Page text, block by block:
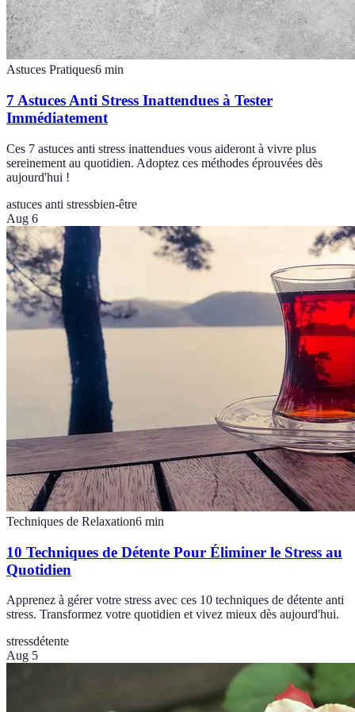
Astuces Pratiques6 min
7 Astuces Anti Stress Inattendues à Tester
Immédiatement
Ces 7 astuces anti stress inattendues vous aideront à vivre plus
sereinement au quotidien. Adoptez ces méthodes éprouvées dès
aujourd'hui !
astuces anti stressbien-être
Aug 6
Techniques de Relaxation6 min
10 Techniques de Détente Pour Éliminer le Stress au
Quotidien
Apprenez à gérer votre stress avec ces 10 techniques de détente anti
stress. Transformez votre quotidien et vivez mieux dès aujourd'hui.
stressdétente
Aug 5